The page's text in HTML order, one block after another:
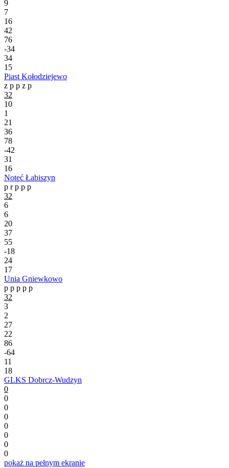
9
7
16
42
76
-34
34
15
Piast Kołodziejewo
z p p z p
32
10
1
21
36
78
-42
31
16
Noteć Łabiszyn
p rp p p
32
6
6
20
37
55
-18
24
17
Unia Gniewkowo
p p p p p
32
3
2
27
22
86
-64
11
18
GLKS Dobrcz-Wudzyn
0
0
0
0
0
0
0
0
pokaż na pełnym ekranie